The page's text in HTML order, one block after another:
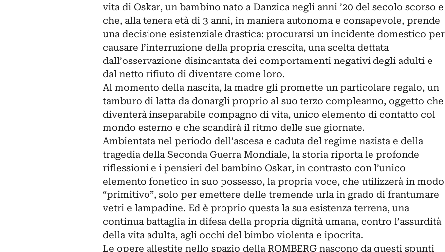
vita di Oskar, un bambino nato a Danzica negli anni ’20 del secolo scorso e
che, alla tenera età di 3 anni, in maniera autonoma e consapevole, prende
una decisione esistenziale drastica: procurarsi un incidente domestico per
causare l’interruzione della propria crescita, una scelta dettata
dall’osservazione disincantata dei comportamenti negativi degli adulti e
dal netto rifiuto di diventare come loro.
Al momento della nascita, la madre gli promette un particolare regalo, un
tamburo di latta da donargli proprio al suo terzo compleanno, oggetto che
diventerà inseparabile compagno di vita, unico elemento di contatto col
mondo esterno e che scandirà il ritmo delle sue giornate.
Ambientata nel periodo dell’ascesa e caduta del regime nazista e della
tragedia della Seconda Guerra Mondiale, la storia riporta le profonde
riflessioni e i pensieri del bambino Oskar, in contrasto con l’unico
elemento fonetico in suo possesso, la propria voce, che utilizzerà in modo
“primitivo”, solo per emettere delle tremende urla in grado di frantumare
vetri e lampadine. Ed è proprio questa la sua esistenza terrena, una
continua battaglia in difesa della propria dignità umana, contro l’assurdità
della vita adulta, agli occhi del bimbo violenta e ipocrita.
Le opere allestite nello spazio della ROMBERG nascono da questi spunti